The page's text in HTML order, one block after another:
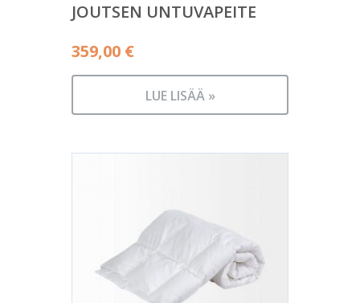
JOUTSEN UNTUVAPEITE
359,00 €
LUE LISÄÄ »